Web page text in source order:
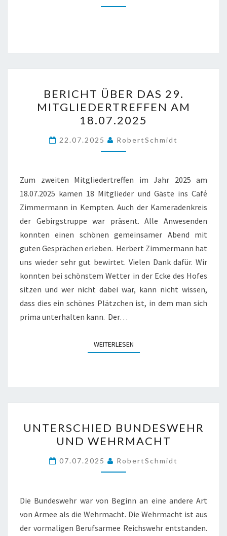
IN
ÜBER
DAS
29.
MITGLIEDERTREFFEN
AM
BERICHT ÜBER DAS 29.
MITGLIEDERTREFFEN AM
18.07.2025
22.07.2025 RobertSchmidt
Zum zweiten Mitgliedertreffen im Jahr 2025 am
18.07.2025 kamen 18 Mitglieder und Gäste ins Café
Zimmermann in Kempten. Auch der Kameradenkreis
der Gebirgstruppe war präsent. Alle Anwesenden
konnten einen schönen gemeinsamer Abend mit
guten Gesprächen erleben. Herbert Zimmermann hat
uns wieder sehr gut bewirtet. Vielen Dank dafür. Wir
konnten bei schönstem Wetter in der Ecke des Hofes
sitzen und wer nicht dabei war, kann nicht wissen,
dass dies ein schönes Plätzchen ist, in dem man sich
prima unterhalten kann. Der…
WEITERLESENWEITERLESEN
BUNDESWEHR
UND
WEHRMACHT
UNTERSCHIED BUNDESWEHR
UND WEHRMACHT
07.07.2025 RobertSchmidt
Die Bundeswehr war von Beginn an eine andere Art
von Armee als die Wehrmacht. Die Wehrmacht ist aus
der vormaligen Berufsarmee Reichswehr entstanden.